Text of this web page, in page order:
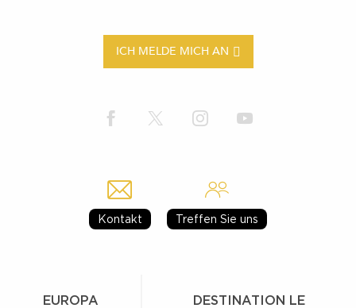
ICH MELDE MICH AN
Kontakt Treffen Sie uns
EUROPA
DESTINATION LE